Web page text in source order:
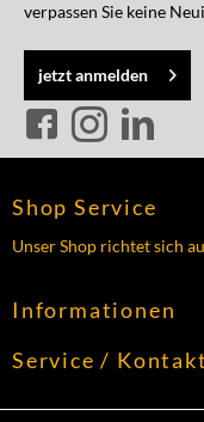
verpassen Sie keine
jetzt anmelden
Shop Service
Unser Shop richtet sich
Informationen
Service / Kontakt